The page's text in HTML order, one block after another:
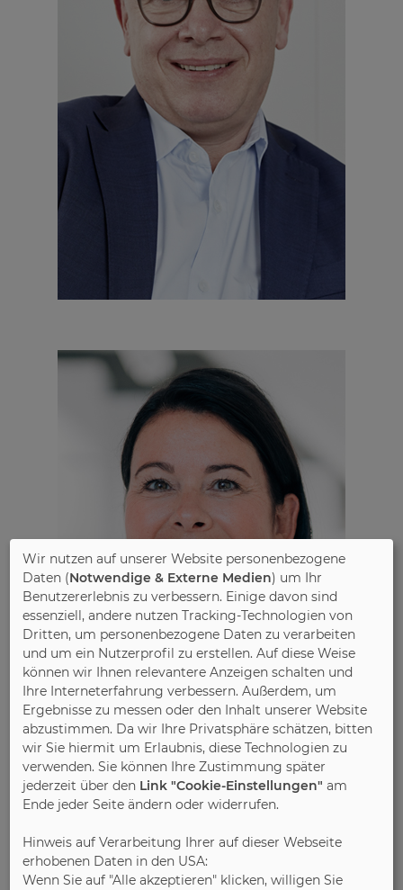
Wir nutzen auf unserer Website personenbezogene
Daten (Notwendige & Externe Medien) um Ihr
Benutzererlebnis zu verbessern. Einige davon sind
essenziell, andere nutzen Tracking-Technologien von
Dritten, um personenbezogene Daten zu verarbeiten
und um ein Nutzerprofil zu erstellen. Auf diese Weise
können wir Ihnen relevantere Anzeigen schalten und
Ihre Interneterfahrung verbessern. Außerdem, um
Ergebnisse zu messen oder den Inhalt unserer Website
abzustimmen. Da wir Ihre Privatsphäre schätzen, bitten
wir Sie hiermit um Erlaubnis, diese Technologien zu
verwenden. Sie können Ihre Zustimmung später
jederzeit über den Link "Cookie-Einstellungen" am
Ende jeder Seite ändern oder widerrufen.
Hinweis auf Verarbeitung Ihrer auf dieser Webseite
erhobenen Daten in den USA:
Wenn Sie auf "Alle akzeptieren" klicken, willigen Sie